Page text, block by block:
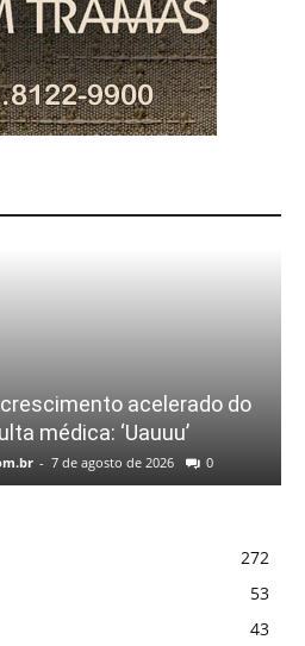
acelerado do
médica: ‘Uauuu’
- 7 de agosto de 2026 0
272
53
43